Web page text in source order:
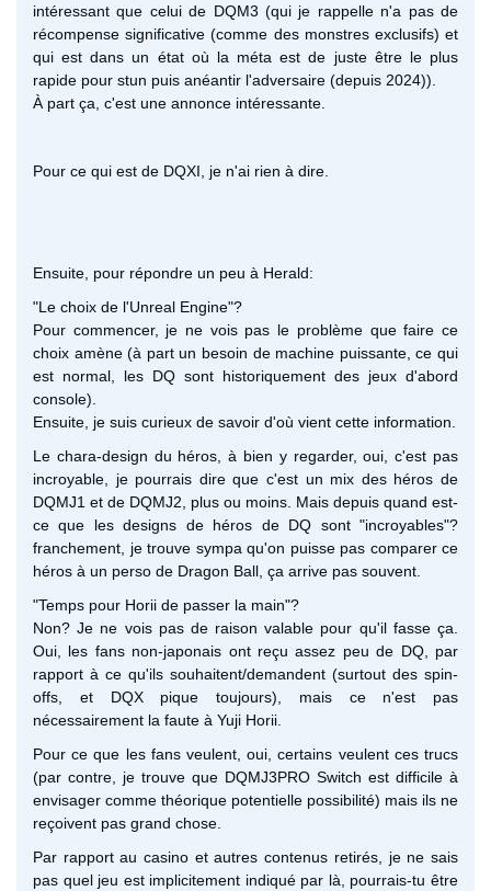
intéressant que celui de DQM3 (qui je rappelle n'a pas de
récompense significative (comme des monstres exclusifs) et
qui est dans un état où la méta est de juste être le plus
rapide pour stun puis anéantir l'adversaire (depuis 2024)).
À part ça, c'est une annonce intéressante.
Pour ce qui est de DQXI, je n'ai rien à dire.
Ensuite, pour répondre un peu à Herald:
"Le choix de l'Unreal Engine"?
Pour commencer, je ne vois pas le problème que faire ce
choix amène (à part un besoin de machine puissante, ce qui
est normal, les DQ sont historiquement des jeux d'abord
console).
Ensuite, je suis curieux de savoir d'où vient cette information.
Le chara-design du héros, à bien y regarder, oui, c'est pas
incroyable, je pourrais dire que c'est un mix des héros de
DQMJ1 et de DQMJ2, plus ou moins. Mais depuis quand est-
ce que les designs de héros de DQ sont "incroyables"?
franchement, je trouve sympa qu'on puisse pas comparer ce
héros à un perso de Dragon Ball, ça arrive pas souvent.
"Temps pour Horii de passer la main"?
Non? Je ne vois pas de raison valable pour qu'il fasse ça.
Oui, les fans non-japonais ont reçu assez peu de DQ, par
rapport à ce qu'ils souhaitent/demandent (surtout des spin-
offs, et DQX pique toujours), mais ce n'est pas
nécessairement la faute à Yuji Horii.
Pour ce que les fans veulent, oui, certains veulent ces trucs
(par contre, je trouve que DQMJ3PRO Switch est difficile à
envisager comme théorique potentielle possibilité) mais ils ne
reçoivent pas grand chose.
Par rapport au casino et autres contenus retirés, je ne sais
pas quel jeu est implicitement indiqué par là, pourrais-tu être